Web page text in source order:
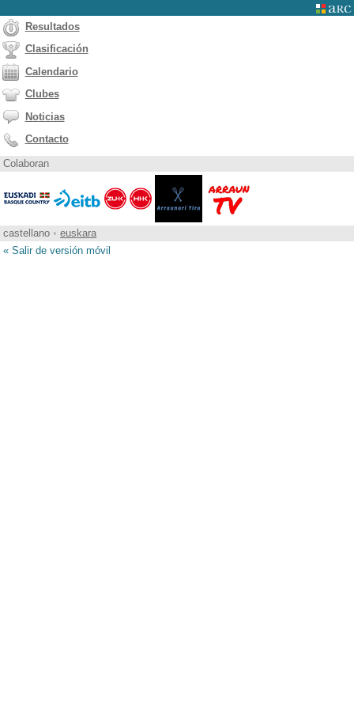
Resultados
Clasificación
Calendario
Clubes
Noticias
Contacto
Colaboran
castellano • euskara
« Salir de versión móvil